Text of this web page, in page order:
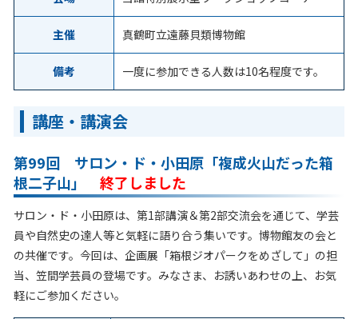
主催 真鶴町立遠藤貝類博物館
備考 一度に参加できる人数は10名程度です。
講座・講演会
第99回 サロン・ド・小田原「複成火山だった箱
根二子山」 終了しました
サロン・ド・小田原は、第1部講演＆第2部交流会を通じて、学芸
員や自然史の達人等と気軽に語り合う集いです。博物館友の会と
の共催です。今回は、企画展「箱根ジオパークをめざして」の担
当、笠間学芸員の登場です。みなさま、お誘いあわせの上、お気
軽にご参加ください。